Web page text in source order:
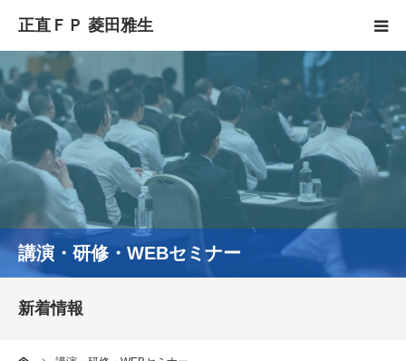
講演・研修・WEBセミナー
新着情報
HOME
正直FPとは
YouTube
コラム